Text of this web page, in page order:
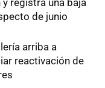
de junio
arriba a
reactivación de